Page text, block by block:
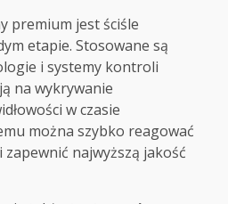
premium jest ściśle
etapie. Stosowane są
i systemy kontroli
na wykrywanie
w czasie
można szybko reagować
najwyższą jakość